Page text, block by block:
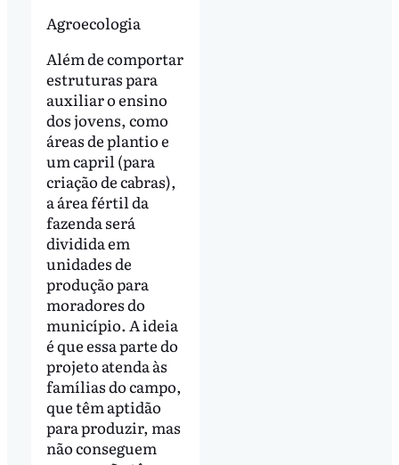
Agroecologia
Além de comportar
estruturas para
auxiliar o ensino
dos jovens, como
áreas de plantio e
um capril (para
criação de cabras),
a área fértil da
fazenda será
dividida em
unidades de
produção para
moradores do
município. A ideia
é que essa parte do
projeto atenda às
famílias do campo,
que têm aptidão
para produzir, mas
não conseguem